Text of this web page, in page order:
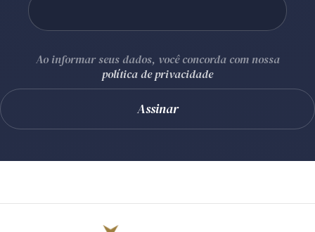
Ao informar seus dados, você concorda com nossa
política de privacidade